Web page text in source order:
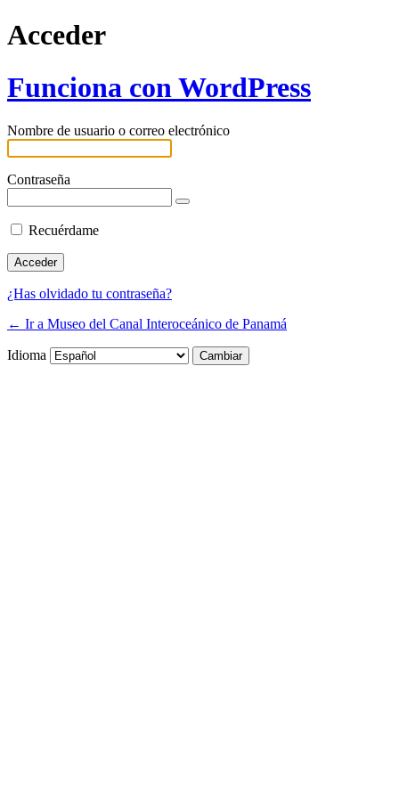
Acceder
Funciona con WordPress
Nombre de usuario o correo electrónico
Contraseña
Recuérdame
¿Has olvidado tu contraseña?
← Ir a Museo del Canal Interoceánico de Panamá
Idioma